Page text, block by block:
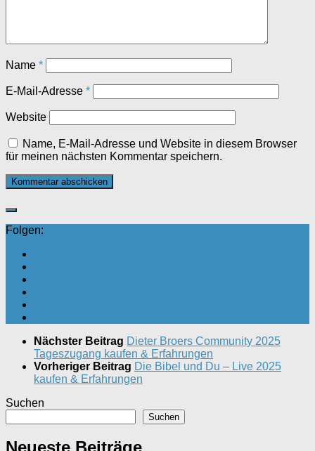
Name *
E-Mail-Adresse *
Website
Name, E-Mail-Adresse und Website in diesem Browser
für meinen nächsten Kommentar speichern.
Folgen:
Nächster Beitrag Dieter Broers Community 2025
Tageszugang kaufen & Erfahrungen
Vorheriger Beitrag Die Bibel und Du – Live 2025
kaufen & Erfahrungen
Suchen
Suchen